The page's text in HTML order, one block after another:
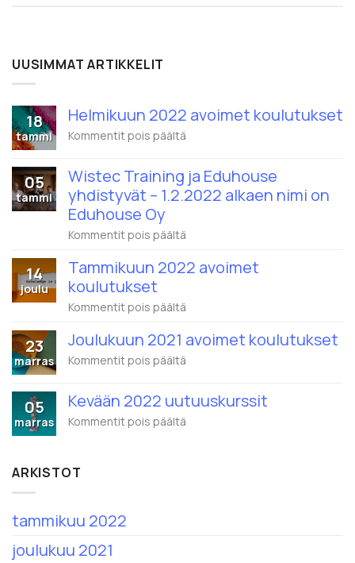
UUSIMMAT ARTIKKELIT
18
tammi
Helmikuun 2022 avoimet koulutukset
Kommentit pois päältä
avoimet
koulutukset
05
tammi
Wistec Training ja Eduhouse
yhdistyvät – 1.2.2022 alkaen nimi on
Eduhouse Oy
Kommentit pois päältä
Training
ja
alkaen
nimi
14
joulu
Tammikuun 2022 avoimet
koulutukset
Kommentit pois päältä
2022
avoimet
23
marras
Joulukuun 2021 avoimet koulutukset
Kommentit pois päältä
avoimet
koulutukset
05
marras
Kevään 2022 uutuuskurssit
Kommentit pois päältä
ARKISTOT
tammikuu 2022
joulukuu 2021